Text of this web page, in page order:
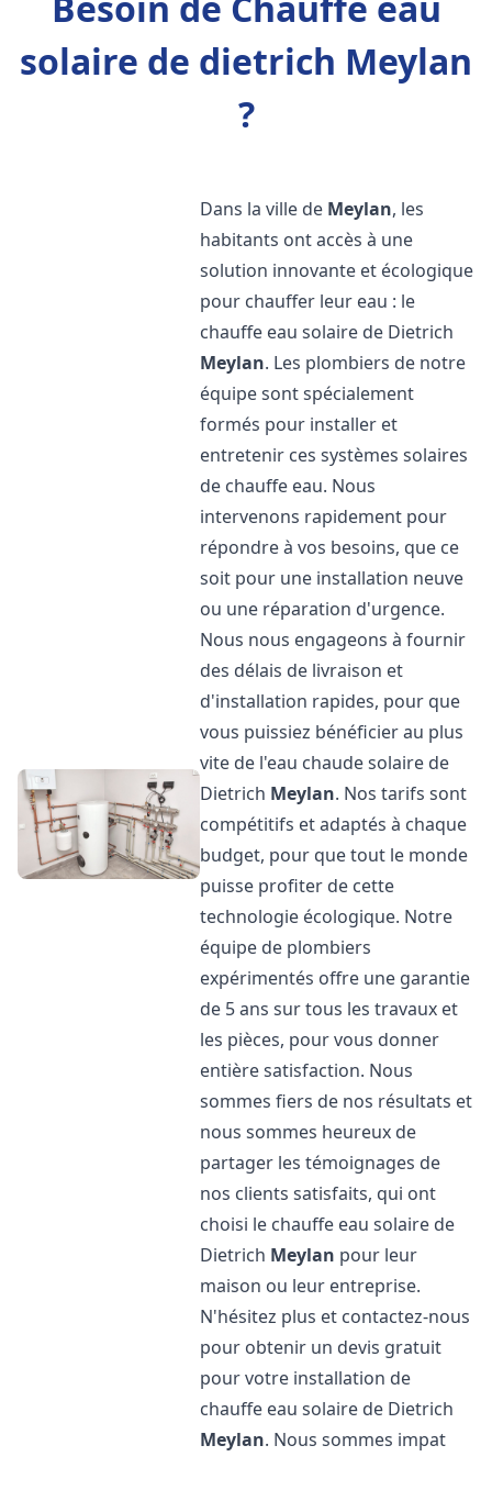
solaire de dietrich Meylan
?
Dans la ville de Meylan, les
habitants ont accès à une
solution innovante et écologique
pour chauffer leur eau : le
chauffe eau solaire de Dietrich
Meylan. Les plombiers de notre
équipe sont spécialement
formés pour installer et
entretenir ces systèmes solaires
de chauffe eau. Nous
intervenons rapidement pour
répondre à vos besoins, que ce
soit pour une installation neuve
ou une réparation d'urgence.
Nous nous engageons à fournir
des délais de livraison et
d'installation rapides, pour que
vous puissiez bénéficier au plus
vite de l'eau chaude solaire de
Dietrich Meylan. Nos tarifs sont
compétitifs et adaptés à chaque
budget, pour que tout le monde
puisse profiter de cette
technologie écologique. Notre
équipe de plombiers
expérimentés offre une garantie
de 5 ans sur tous les travaux et
les pièces, pour vous donner
entière satisfaction. Nous
sommes fiers de nos résultats et
nous sommes heureux de
partager les témoignages de
nos clients satisfaits, qui ont
choisi le chauffe eau solaire de
Dietrich Meylan pour leur
maison ou leur entreprise.
N'hésitez plus et contactez-nous
pour obtenir un devis gratuit
pour votre installation de
chauffe eau solaire de Dietrich
Meylan. Nous sommes impat